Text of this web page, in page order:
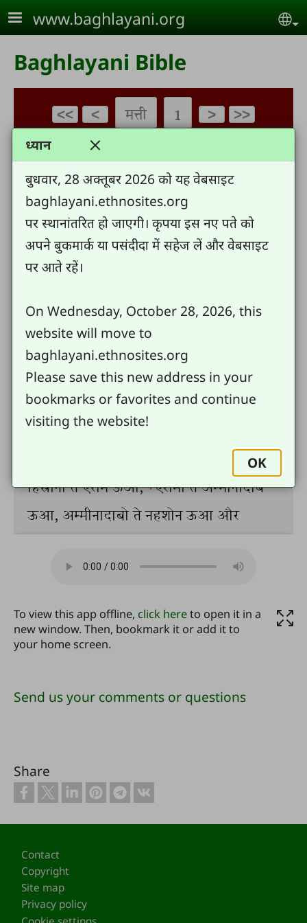
Skip to main content
www.baghlayani.org
Baghlayani Bible
To view this app offline, click hereto open it in a
new window. Then, bookmark it or add it to
your home screen.
Send us your comments or questions
Share
Footer
Contact
Copyright
Site map
Privacy policy
ध्यान
बुधवार, 28 अक्तूबर 2026 को यह वेबसाइट
baghlayani.ethnosites.org
पर स्थानांतरित हो जाएगी। कृपया इस नए पते को
अपने बुकमार्क या पसंदीदा में सहेज लें और वेबसाइट
पर आते रहें।
On Wednesday, October 28, 2026, this
website will move to
baghlayani.ethnosites.org
Please save this new address in your
bookmarks or favorites and continue
visiting the website!
OK